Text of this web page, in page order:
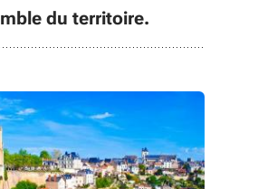
du territoire.